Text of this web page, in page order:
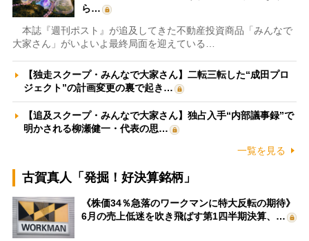
ら…
本誌『週刊ポスト』が追及してきた不動産投資商品「みんなで
大家さん」がいよいよ最終局面を迎えている…
【独走スクープ・みんなで大家さん】二転三転した“成田プロ
ジェクト”の計画変更の裏で起き…
【追及スクープ・みんなで大家さん】独占入手“内部議事録”で
明かされる柳瀬健一・代表の思…
一覧を見る
古賀真人「発掘！好決算銘柄」
《株価34％急落のワークマンに特大反転の期待》
6月の売上低迷を吹き飛ばす第1四半期決算、…